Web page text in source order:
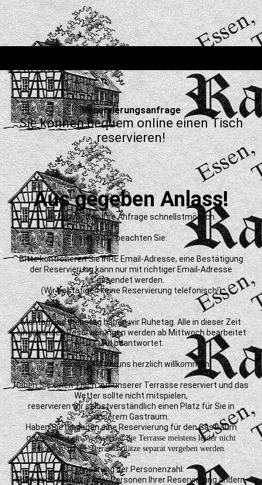
Reservierungsanfrage
Sie können bequem online einen Tisch
reservieren!
Aus gegeben Anlass!
Wir bearbeiten Ihre Anfrage schnellstmöglich.
Bitte beachten Sie:
Bitte kontrollieren Sie IHRE Email-Adresse, eine Bestätigung
der Reservierung kann nur mit richtiger Email-Adresse
gesendet werden.
(Wir bestätigen keine Reservierung telefonisch!)
Montag und Dienstag haben wir Ruhetag. Alle in dieser Zeit
eingehenden Reservierungen werden ab Mittwoch bearbeitet
und beantwortet.
🐾 Hunde sind bei uns herzlich willkommen.
Haben Sie einen Tisch auf unserer Terrasse reserviert und das
Wetter sollte nicht mitspielen,
reservieren wir selbstverständlich einen Platz für Sie in
unserem Gastraum.
Haben Sie hingegen eine Reservierung für den Gastraum
gewählt,ist ein Wechsel auf die Terrasse meistens leider nicht
möglich, da die Terrassenplätze separat vergeben werden.
Änderung der Personenzahl:
Sollte sich die Anzahl der Personen Ihrer Reservierung ändern,